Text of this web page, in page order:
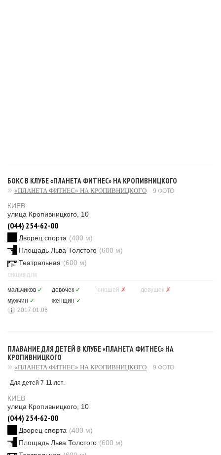
БОКС В КЛУБЕ «ПЛАНЕТА ФИТНЕС» НА КРОПИВНИЦКОГО
«ПЛАНЕТА ФИТНЕС» НА КРОПИВНИЦКОГО 9 ФОТО
КИЕВ
улица Кропивницкого, 10
(044) 254-62-00
Дворец спорта (400 м)
Площадь Льва Толстого (600 м)
Театральная (600 м)
СЕКЦИЯ ДЛЯ
мальчиков ✓ девочек ✓ юношей ✗ девушек ✗
мужчин ✓ женщин ✓
2017.01.06
ПЛАВАНИЕ ДЛЯ ДЕТЕЙ В КЛУБЕ «ПЛАНЕТА ФИТНЕС» НА
КРОПИВНИЦКОГО
«ПЛАНЕТА ФИТНЕС» НА КРОПИВНИЦКОГО 9 ФОТО
Для детей 7-11 лет.
КИЕВ
улица Кропивницкого, 10
(044) 254-62-00
Дворец спорта (400 м)
Площадь Льва Толстого (600 м)